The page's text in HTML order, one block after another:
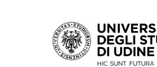
Passa al contenuto